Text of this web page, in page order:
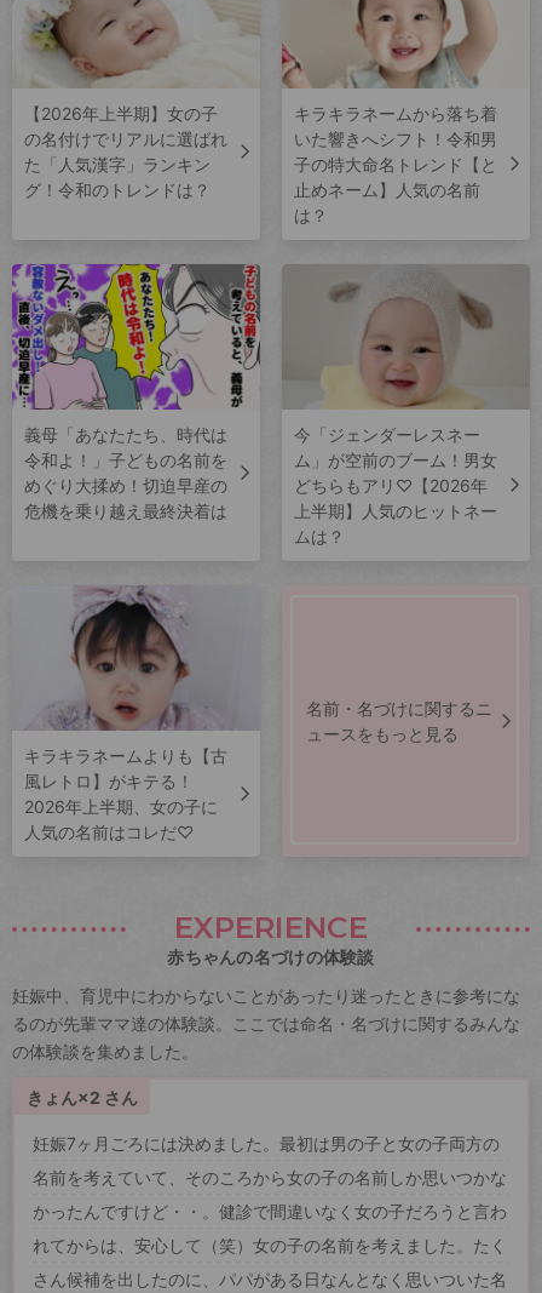
【2026年上半期】女の子
の名付けでリアルに選ばれ
た「人気漢字」ランキン
グ！令和のトレンドは？
キラキラネームから落ち着
いた響きへシフト！令和男
子の特大命名トレンド【と
止めネーム】人気の名前
は？
義母「あなたたち、時代は
令和よ！」子どもの名前を
めぐり大揉め！切迫早産の
危機を乗り越え最終決着は
今「ジェンダーレスネー
ム」が空前のブーム！男女
どちらもアリ♡【2026年
上半期】人気のヒットネー
ムは？
キラキラネームよりも【古
風レトロ】がキテる！
2026年上半期、女の子に
人気の名前はコレだ♡
名前・名づけに関するニ
ュースをもっと見る
EXPERIENCE
赤ちゃんの名づけの体験談
妊娠中、育児中にわからないことがあったり迷ったときに参考にな
るのが先輩ママ達の体験談。ここでは命名・名づけに関するみんな
の体験談を集めました。
きょん×2 さん
妊娠7ヶ月ごろには決めました。最初は男の子と女の子両方の
名前を考えていて、そのころから女の子の名前しか思いつかな
かったんですけど・・。健診で間違いなく女の子だろうと言わ
れてからは、安心して（笑）女の子の名前を考えました。たく
さん候補を出したのに、パパがある日なんとなく思いついた名